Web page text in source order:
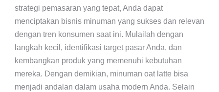
strategi pemasaran yang tepat, Anda dapat
menciptakan bisnis minuman yang sukses dan relevan
dengan tren konsumen saat ini. Mulailah dengan
langkah kecil, identifikasi target pasar Anda, dan
kembangkan produk yang memenuhi kebutuhan
mereka. Dengan demikian, minuman oat latte bisa
menjadi andalan dalam usaha modern Anda. Selain